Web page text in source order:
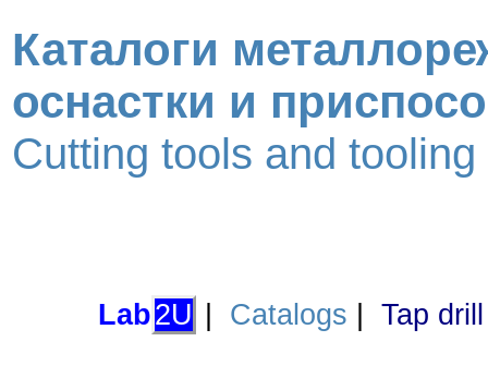
Каталоги
оснастки и
Cutting tools and
Lab2U Catalogs Tap